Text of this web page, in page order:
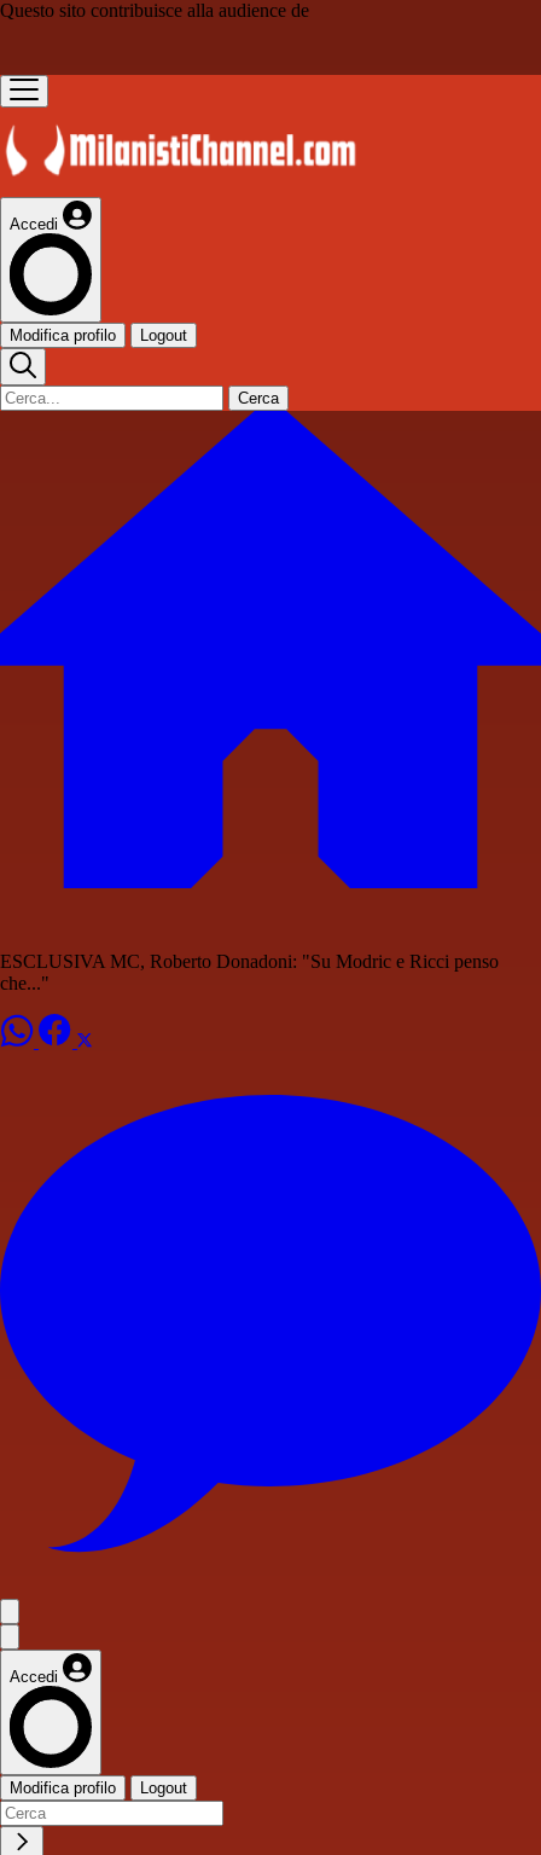
Questo sito contribuisce alla audience de
Accedi
Modifica profilo Logout
Cerca
ESCLUSIVA MC, Roberto Donadoni: "Su Modric e Ricci penso
che..."
Accedi
Modifica profilo Logout